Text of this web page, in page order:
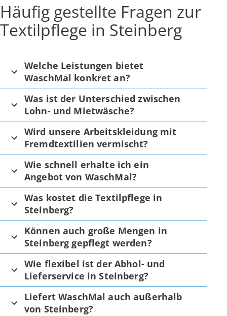
Häufig gestellte Fragen zur
Textilpflege in Steinberg
Welche Leistungen bietet
WaschMal konkret an?
Was ist der Unterschied zwischen
Lohn- und Mietwäsche?
Wird unsere Arbeitskleidung mit
Fremdtextilien vermischt?
Wie schnell erhalte ich ein
Angebot von WaschMal?
Was kostet die Textilpflege in
Steinberg?
Können auch große Mengen in
Steinberg gepflegt werden?
Wie flexibel ist der Abhol- und
Lieferservice in Steinberg?
Liefert WaschMal auch außerhalb
von Steinberg?